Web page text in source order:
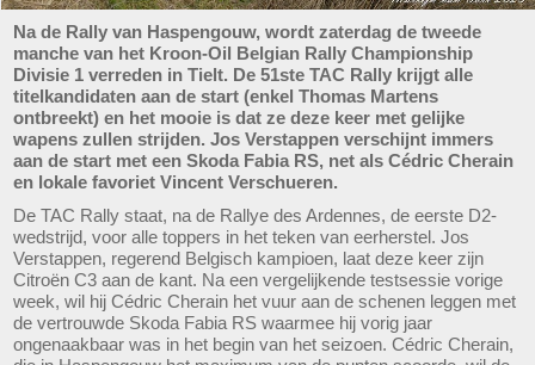
Na de Rally van Haspengouw, wordt zaterdag de tweede
manche van het Kroon-Oil Belgian Rally Championship
Divisie 1 verreden in Tielt. De 51ste TAC Rally krijgt alle
titelkandidaten aan de start (enkel Thomas Martens
ontbreekt) en het mooie is dat ze deze keer met gelijke
wapens zullen strijden. Jos Verstappen verschijnt immers
aan de start met een Skoda Fabia RS, net als Cédric Cherain
en lokale favoriet Vincent Verschueren.
De TAC Rally staat, na de Rallye des Ardennes, de eerste D2-
wedstrijd, voor alle toppers in het teken van eerherstel. Jos
Verstappen, regerend Belgisch kampioen, laat deze keer zijn
Citroën C3 aan de kant. Na een vergelijkende testsessie vorige
week, wil hij Cédric Cherain het vuur aan de schenen leggen met
de vertrouwde Skoda Fabia RS waarmee hij vorig jaar
ongenaakbaar was in het begin van het seizoen. Cédric Cherain,